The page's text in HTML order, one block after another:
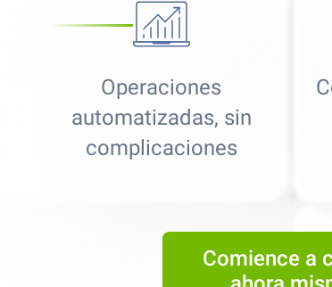
Operaciones
automatizadas, sin
complicaciones
Comience a